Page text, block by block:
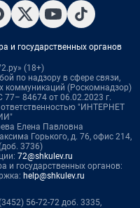
и государственных органов
(18+)
по надзору в сфере связи,
коммуникаций (Роскомнадзор)
84674 от 06.02.2023 г.
"ИНТЕРНЕТ
Елена Павловна
Горького, д. 76, офис 214,
3736)
72@shkulev.ru
и государственных органов:
help@shkulev.ru
56-72-72 доб. 3335,